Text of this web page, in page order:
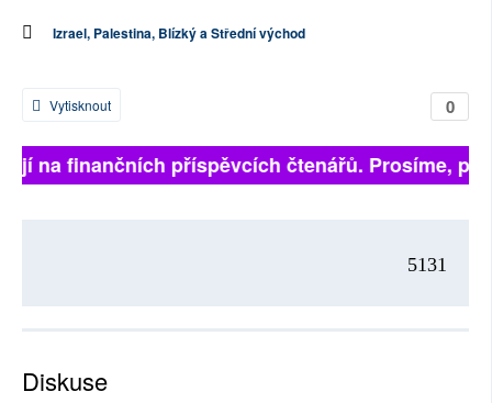
Izrael, Palestina, Blízký a Střední východ
0
Vytisknout
na finančních příspěvcích čtenářů. Prosíme,
5131
Diskuse